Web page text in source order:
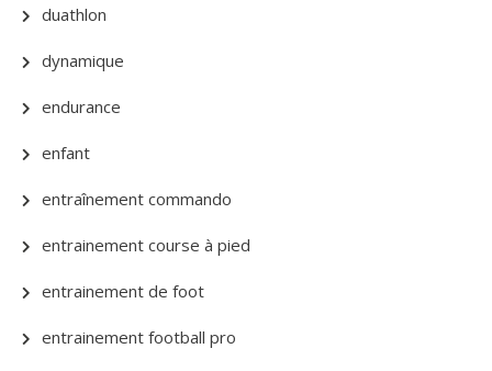
duathlon
dynamique
endurance
enfant
entraînement commando
entrainement course à pied
entrainement de foot
entrainement football pro